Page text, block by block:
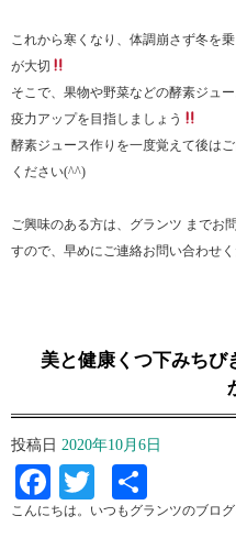
これから寒くなり、体調崩さず冬を
が大切
そこで、果物や野菜などの酵素ジュ
疫力アップを目指しましょう
酵素ジュース作りを一度覚えて後は
ください(^^)
ご興味のある方は、グランツ までお
すので、早めにご連絡お問い合わせ
美と健康くつ下みち
投稿日 2020年10月6日
Facebook
Twitter
有
こんにちは。いつもグランツのブロ